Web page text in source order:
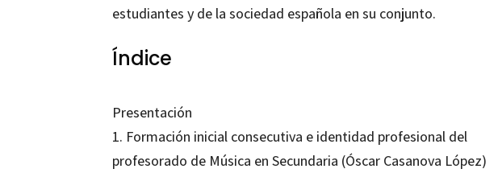
estudiantes y de la sociedad española en su conjunto.
Índice
Presentación
1. Formación inicial consecutiva e identidad profesional del
profesorado de Música en Secundaria (Óscar Casanova López)